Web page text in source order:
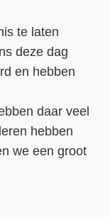
te laten
deze dag
en hebben
daar veel
hebben
we een groot